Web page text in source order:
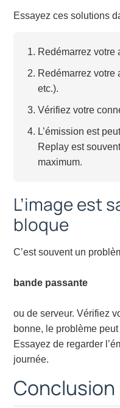
Essayez ces solutions
Redémarrez votre
Redémarrez votre
etc.).
Vérifiez votre
L’émission est
Replay est
maximum.
L’image est
bloque
C’est souvent un
bande passante
ou de serveur. Vérifiez
bonne, le problème
Essayez de regarder
journée.
Conclusion